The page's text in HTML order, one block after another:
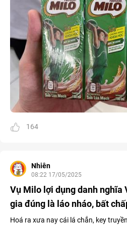
164
Nhiên
08:22 17/05/2025
Vụ Milo lợi dụng danh nghĩa
gia đúng là láo nháo, bất
Hoá ra xưa nay cái lá chắn, key